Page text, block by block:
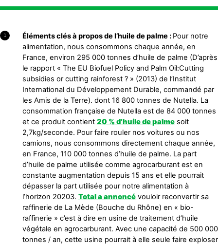
1 Éléments clés à propos de l’huile de palme : Pour notre
alimentation, nous consommons chaque année, en
France, environ 295 000 tonnes d’huile de palme (D’après
le rapport « The EU Biofuel Policy and Palm Oil:Cutting
subsidies or cutting rainforest ? » (2013) de l’Institut
International du Développement Durable, commandé par
les Amis de la Terre). dont 16 800 tonnes de Nutella. La
consommation française de Nutella est de 84 000 tonnes
et ce produit contient 20 % d’huile de palmesoit
2,7kg/seconde. Pour faire rouler nos voitures ou nos
camions, nous consommons directement chaque année,
en France, 110 000 tonnes d’huile de palme. La part
d’huile de palme utilisée comme agrocarburant est en
constante augmentation depuis 15 ans et elle pourrait
dépasser la part utilisée pour notre alimentation à
l’horizon 20203. Total a annoncévouloir reconvertir sa
raffinerie de La Mède (Bouche du Rhône) en « bio-
raffinerie » c’est à dire en usine de traitement d’huile
végétale en agrocarburant. Avec une capacité de 500 000
tonnes / an, cette usine pourrait à elle seule faire exploser